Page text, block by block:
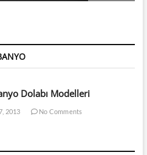
Dolabı Modelleri
2013 No Comments